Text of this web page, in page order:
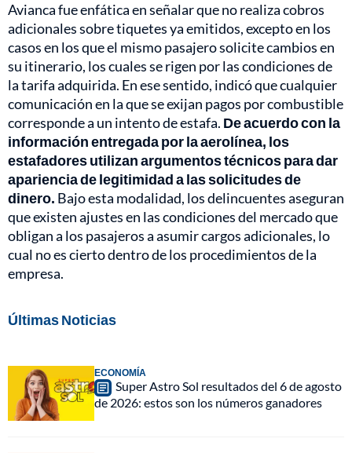
Avianca fue enfática en señalar que no realiza cobros
adicionales sobre tiquetes ya emitidos, excepto en los
casos en los que el mismo pasajero solicite cambios en
su itinerario, los cuales se rigen por las condiciones de
la tarifa adquirida. En ese sentido, indicó que cualquier
comunicación en la que se exijan pagos por combustible
corresponde a un intento de estafa. De acuerdo con la
información entregada por la aerolínea, los
estafadores utilizan argumentos técnicos para dar
apariencia de legitimidad a las solicitudes de
dinero. Bajo esta modalidad, los delincuentes aseguran
que existen ajustes en las condiciones del mercado que
obligan a los pasajeros a asumir cargos adicionales, lo
cual no es cierto dentro de los procedimientos de la
empresa.
Últimas Noticias
ECONOMÍA
Super Astro Sol resultados del 6 de agosto
de 2026: estos son los números ganadores